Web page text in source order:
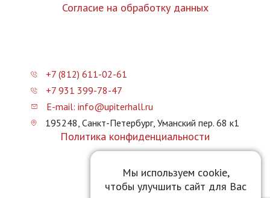
Мы используем cookie,
чтобы улучшить сайт для Вас
Согласие на обработку данных
+7 (812) 611-02-61
+7 931 399-78-47
E-mail: info@upiterhall.ru
195248, Санкт-Петербург, Уманский пер. 68 к1
Политика конфиденциальности
Карта сайта
Прайс-лист